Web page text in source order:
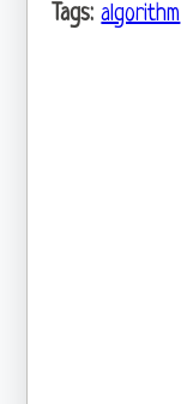
Tags: algorithm